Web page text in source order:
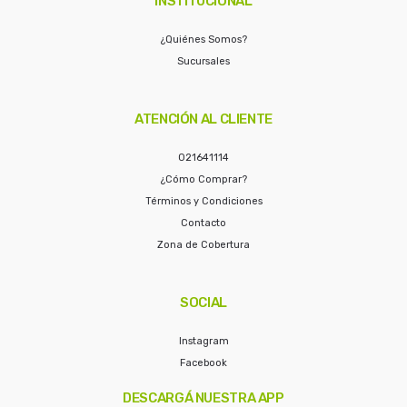
¿Quiénes Somos?
Sucursales
ATENCIÓN AL CLIENTE
021641114
¿Cómo Comprar?
Términos y Condiciones
Contacto
Zona de Cobertura
SOCIAL
Instagram
Facebook
DESCARGÁ NUESTRA APP